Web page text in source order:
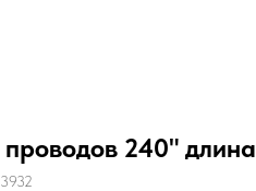
проводов 240" длина